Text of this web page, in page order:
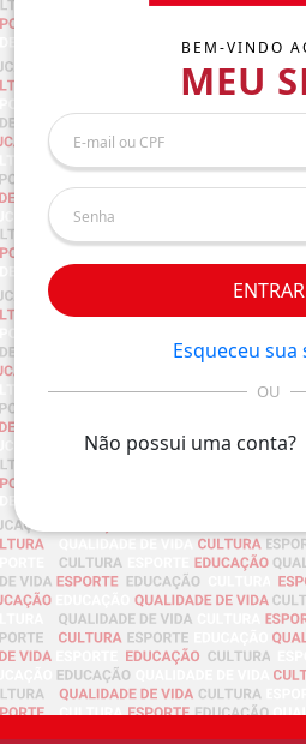
BEM-VINDO
MEU
ENTRAR
Esqueceu sua
OU
Não possui uma conta?